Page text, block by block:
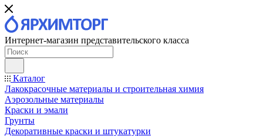
Интернет-магазин представительского класса
Каталог
Лакокрасочные материалы и строительная химия
Аэрозольные материалы
Краски и эмали
Грунты
Декоративные краски и штукатурки